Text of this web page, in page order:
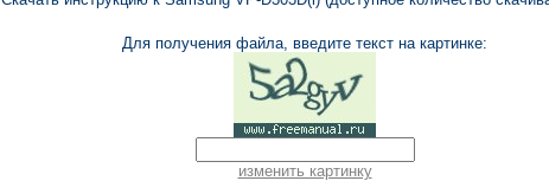
Для получения файла, введите текст на картинке:
изменить картинку